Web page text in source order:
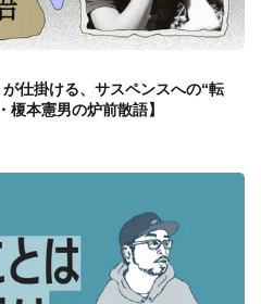
仕掛ける、サスペンスへの“転
本憲男の炉前散語】